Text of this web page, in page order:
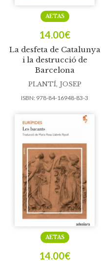
La desfeta de Catalunya
i la destrucció de
Barcelona
AETAS
14.00€
PLANTÍ, JOSEP
ISBN: 978-84-16948-83-3
AETAS
14.00€